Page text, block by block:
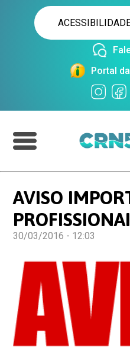
Portal
AVISO
30/03/2016 - 12:03